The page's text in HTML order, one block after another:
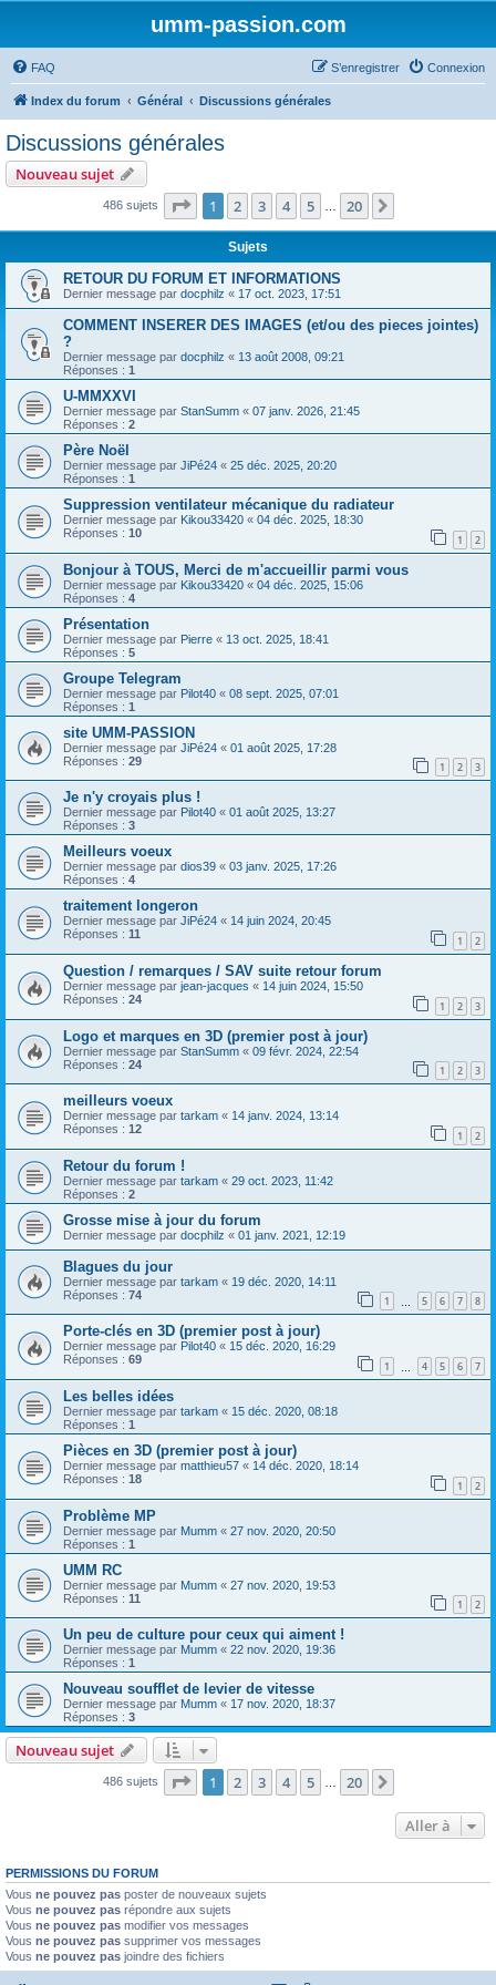
umm-passion.com
FAQ Connexion
S’enregistrer
Index du forum Général Discussions générales
Discussions générales
Nouveau sujet
486 sujets Page 1sur20
1 2 3 4 5 20
Sujets
RETOUR DU FORUM ET INFORMATIONS
Dernier message par docphilz « 17 oct. 2023, 17:51
COMMENT INSERER DES IMAGES (et/ou des pieces jointes)
?
Dernier message par docphilz « 13 août 2008, 09:21
Réponses : 1
U-MMXXVI
Dernier message par StanSumm « 07 janv. 2026, 21:45
Réponses : 2
Père Noël
Dernier message par JiPé24 « 25 déc. 2025, 20:20
Réponses : 1
Suppression ventilateur mécanique du radiateur
Dernier message par Kikou33420 « 04 déc. 2025, 18:30
Réponses : 10 1 2
Bonjour à TOUS, Merci de m'accueillir parmi vous
Dernier message par Kikou33420 « 04 déc. 2025, 15:06
Réponses : 4
Présentation
Dernier message par Pierre « 13 oct. 2025, 18:41
Réponses : 5
Groupe Telegram
Dernier message par Pilot40 « 08 sept. 2025, 07:01
Réponses : 1
site UMM-PASSION
Dernier message par JiPé24 « 01 août 2025, 17:28
Réponses : 29 1 2 3
Je n'y croyais plus !
Dernier message par Pilot40 « 01 août 2025, 13:27
Réponses : 3
Meilleurs voeux
Dernier message par dios39 « 03 janv. 2025, 17:26
Réponses : 4
traitement longeron
Dernier message par JiPé24 « 14 juin 2024, 20:45
Réponses : 11 1 2
Question / remarques / SAV suite retour forum
Dernier message par jean-jacques « 14 juin 2024, 15:50
Réponses : 24 1 2 3
Logo et marques en 3D (premier post à jour)
Dernier message par StanSumm « 09 févr. 2024, 22:54
Réponses : 24 1 2 3
meilleurs voeux
Dernier message par tarkam « 14 janv. 2024, 13:14
Réponses : 12 1 2
Retour du forum !
Dernier message par tarkam « 29 oct. 2023, 11:42
Réponses : 2
Grosse mise à jour du forum
Dernier message par docphilz « 01 janv. 2021, 12:19
Blagues du jour
Dernier message par tarkam « 19 déc. 2020, 14:11
Réponses : 74 1 5 6 7 8
Porte-clés en 3D (premier post à jour)
Dernier message par Pilot40 « 15 déc. 2020, 16:29
Réponses : 69 1 4 5 6 7
Les belles idées
Dernier message par tarkam « 15 déc. 2020, 08:18
Réponses : 1
Pièces en 3D (premier post à jour)
Dernier message par matthieu57 « 14 déc. 2020, 18:14
Réponses : 18 1 2
Problème MP
Dernier message par Mumm « 27 nov. 2020, 20:50
Réponses : 1
UMM RC
Dernier message par Mumm « 27 nov. 2020, 19:53
Réponses : 11 1 2
Un peu de culture pour ceux qui aiment !
Dernier message par Mumm « 22 nov. 2020, 19:36
Réponses : 1
Nouveau soufflet de levier de vitesse
Dernier message par Mumm « 17 nov. 2020, 18:37
Réponses : 3
Nouveau sujet
486 sujets Page 1sur20
1 2 3 4 5 … 20
Aller à
PERMISSIONS DU FORUM
Vous ne pouvez pas poster de nouveaux sujets
Vous ne pouvez pas répondre aux sujets
Vous ne pouvez pas modifier vos messages
Vous ne pouvez pas supprimer vos messages
Vous ne pouvez pas joindre des fichiers